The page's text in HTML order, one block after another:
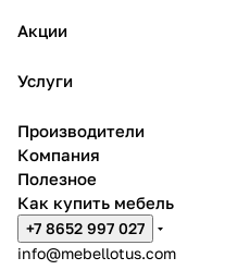
Акции
Услуги
Производители
Компания
Полезное
Как купить мебель
+7 8652 997 027
info@mebellotus.com